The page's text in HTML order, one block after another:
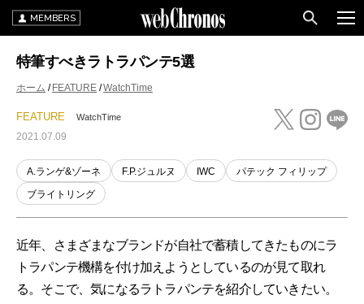
MEMBERS
特筆すべきラトラパンテ5選
ホーム FEATURE WatchTime
FEATURE WatchTime
2021.07.09
A.ランゲ&ゾーネ F.P.ジュルヌ IWC
パテック フィリップ
ブライトリング
近年、さまざまなブランドが自社で蓄積してきたものにラ
トラパンテ機構を付け加えようとしているのが見て取れ
る。そこで、気になるラトラパンテを紹介していきたい。